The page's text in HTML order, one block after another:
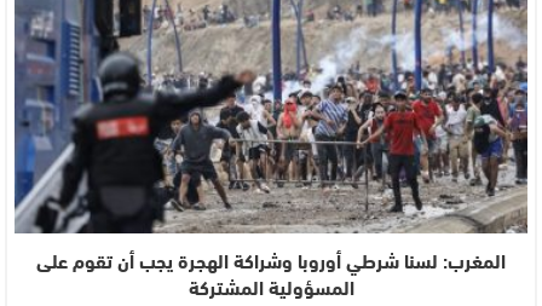
المغرب: لسنا شرطي أوروبا وشراكة الهجرة يجب أن تقوم على
المسؤولية المشتركة